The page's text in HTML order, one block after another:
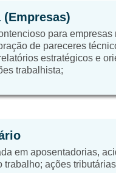
para empresas
de pareceres
estratégicos e
trabalhista;
em aposentadorias,
ações